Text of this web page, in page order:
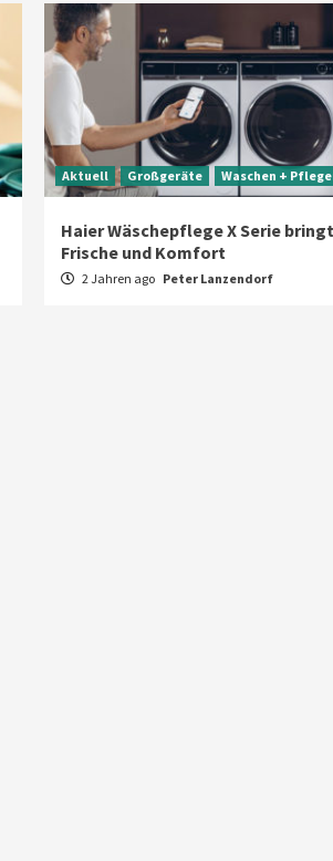
Aktuell Großgeräte Waschen +
Haier Wäschepflege X Serie bringt
Frische und Komfort
2 Jahren ago Peter Lanzendorf